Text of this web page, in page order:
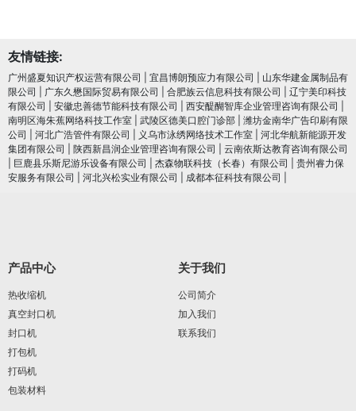
友情链接:
广州盛夏知识产权运营有限公司 宜昌博朗预应力有限公司
山东华建金属制品有
限公司
广东久懋国际贸易有限公司 合肥族云信息科技有限公司
辽宁美印科技
有限公司
安徽忠善德节能科技有限公司 西安醍醐智库企业管理咨询有限公司
南明区海朱蕉网络科技工作室
武陵区德美口腔门诊部
潍坊金南华广告印刷有限
公司
河北广浩管件有限公司 义乌市泳绣网络技术工作室
河北华航新能源开发
集团有限公司
陕西新昌润企业管理咨询有限公司
云南依斯达教育咨询有限公司
巨鹿县乐斯尼游乐设备有限公司 杰森物联科技（长春）有限公司
贵州睿力保
安服务有限公司
河北兴松实业有限公司 成都本征科技有限公司
产品中心
热收缩机
真空封口机
封口机
打包机
打码机
包装材料
关于我们
公司简介
加入我们
联系我们